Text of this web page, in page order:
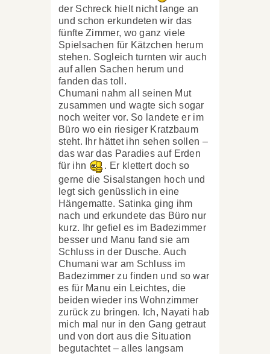
der Schreck hielt nicht lange an
und schon erkundeten wir das
fünfte Zimmer, wo ganz viele
Spielsachen für Kätzchen herum
stehen. Sogleich turnten wir auch
auf allen Sachen herum und
fanden das toll.
Chumani nahm all seinen Mut
zusammen und wagte sich sogar
noch weiter vor. So landete er im
Büro wo ein riesiger Kratzbaum
steht. Ihr hättet ihn sehen sollen –
das war das Paradies auf Erden
für ihn
. Er klettert doch so
gerne die Sisalstangen hoch und
legt sich genüsslich in eine
Hängematte. Satinka ging ihm
nach und erkundete das Büro nur
kurz. Ihr gefiel es im Badezimmer
besser und Manu fand sie am
Schluss in der Dusche. Auch
Chumani war am Schluss im
Badezimmer zu finden und so war
es für Manu ein Leichtes, die
beiden wieder ins Wohnzimmer
zurück zu bringen. Ich, Nayati hab
mich mal nur in den Gang getraut
und von dort aus die Situation
begutachtet – alles langsam